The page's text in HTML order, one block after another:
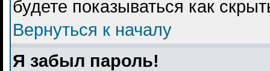
будете показываться как
Вернуться к началу
Я забыл пароль!